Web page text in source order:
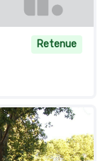
Retenue